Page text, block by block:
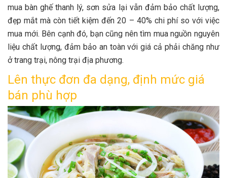
mua bàn ghế thanh lý, sơn sửa lại vẫn đảm bảo chất lượng,
đẹp mắt mà còn tiết kiệm đến 20 – 40% chi phí so với việc
mua mới. Bên cạnh đó, bạn cũng nên tìm mua nguồn nguyên
liệu chất lượng, đảm bảo an toàn với giá cả phải chăng như
ở trang trại, nông trại địa phương.
Lên thực đơn đa dạng, định mức giá
bán phù hợp